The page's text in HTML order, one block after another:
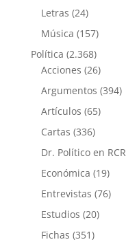
Letras (24)
Música (157)
Política (2.368)
Acciones (26)
Argumentos (394)
Artículos (65)
Cartas (336)
Dr. Político en RCR
Económica (19)
Entrevistas (76)
Estudios (20)
Fichas (351)